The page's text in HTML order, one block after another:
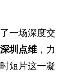
一场深度交
深圳点维 ，力
短片这一凝